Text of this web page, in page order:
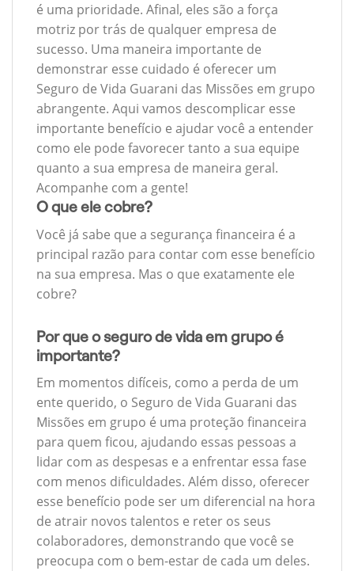
é uma prioridade. Afinal, eles são a força
motriz por trás de qualquer empresa de
sucesso. Uma maneira importante de
demonstrar esse cuidado é oferecer um
Seguro de Vida Guarani das Missões em grupo
abrangente. Aqui vamos descomplicar esse
importante benefício e ajudar você a entender
como ele pode favorecer tanto a sua equipe
quanto a sua empresa de maneira geral.
Acompanhe com a gente!
O que ele cobre?
Você já sabe que a segurança financeira é a
principal razão para contar com esse benefício
na sua empresa. Mas o que exatamente ele
cobre?
Por que o seguro de vida em grupo é
importante?
Em momentos difíceis, como a perda de um
ente querido, o Seguro de Vida Guarani das
Missões em grupo é uma proteção financeira
para quem ficou, ajudando essas pessoas a
lidar com as despesas e a enfrentar essa fase
com menos dificuldades. Além disso, oferecer
esse benefício pode ser um diferencial na hora
de atrair novos talentos e reter os seus
colaboradores, demonstrando que você se
preocupa com o bem-estar de cada um deles.